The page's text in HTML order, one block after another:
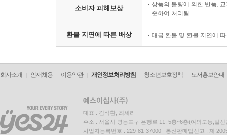
소비자 피해보상
상품의 불량에 의한 반품,
준하여 처리됨
환불 지연에 따른 배상 대금 환불 및 환불 지연에
회사소개 인재채용 이용약관 개인정보처리방침 청소년보호정책 도서홍보안내
대표 : 김석환, 최세라
주소 : 서울시 영등포구 은행로 11, 5층~6층(여의도동,일신
사업자등록번호 : 229-81-37000 통신판매업신고 : 제